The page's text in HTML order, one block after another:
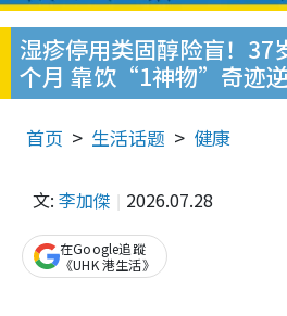
湿疹停用类固醇险盲！37
个月 靠饮“1神物”奇迹
首页 生活话题 健康
文: 李加傑 2026.07.28
在Google追蹤
《UHK 港生活》